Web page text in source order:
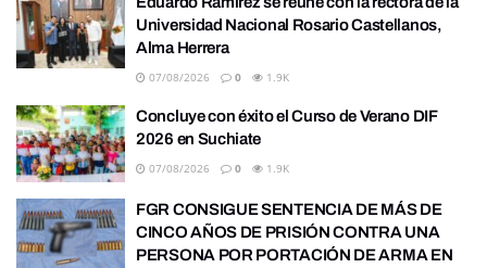
Universidad Nacional Rosario Castellanos,
Alma Herrera
07/08/2026 0 1.9K
Concluye con éxito el Curso de Verano DIF
2026 en Suchiate
07/08/2026 0 1.9K
FGR CONSIGUE SENTENCIA DE MÁS DE
CINCO AÑOS DE PRISIÓN CONTRA UNA
PERSONA POR PORTACIÓN DE ARMA EN